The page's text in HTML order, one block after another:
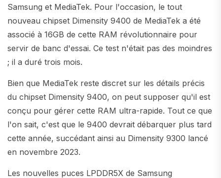
Samsung et MediaTek. Pour l'occasion, le tout
nouveau chipset Dimensity 9400 de MediaTek a été
associé à 16GB de cette RAM révolutionnaire pour
servir de banc d'essai. Ce test n'était pas des moindres
; il a duré trois mois.
Bien que MediaTek reste discret sur les détails précis
du chipset Dimensity 9400, on peut supposer qu'il est
conçu pour gérer cette RAM ultra-rapide. Tout ce que
l'on sait, c'est que le 9400 devrait débarquer plus tard
cette année, succédant ainsi au Dimensity 9300 lancé
en novembre 2023.
Les nouvelles puces LPDDR5X de Samsung